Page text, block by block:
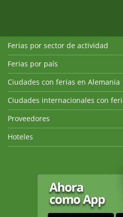
Ferias por sector de actividad
Ferias por país
Ciudades con ferias en Alemania
Ciudades internacionales con
Proveedores
Hoteles